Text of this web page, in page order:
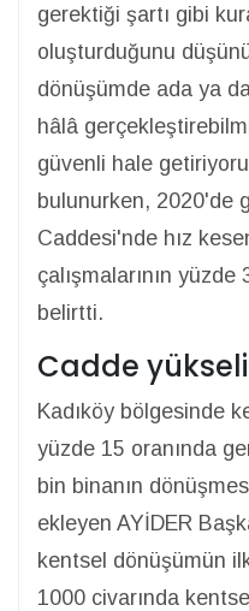
gerektiği şartı gibi
oluşturduğunu
dönüşümde ada ya
hâlâ
güvenli hale
bulunurken, 2020'de
Caddesi'nde hız
çalışmalarının yüzde
belirtti.
Cadde
Kadıköy bölgesinde
yüzde 15 oranında
bin binanın
ekleyen AYİDER
kentsel dönüşümün
1000 civarında